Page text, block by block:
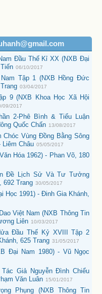
Đầu Thế Kỉ XX (NXB Đại
06/10/2017
Tập 1 (NXB Hồng Đức
03/04/2017
9 (NXB Khoa Học Xã Hội
09/2017
2-Phê Bình & Tiểu Luận
Quốc Chấn 13/08/2017
Chóc Vùng Đồng Bằng Sông
Liêm Châu 05/05/2017
Hóa 1962) - Phan Võ, 180
Đề Lịch Sử Và Tư Tưởng
692 Trang 30/05/2017
Học 1991) - Đinh Gia Khánh,
Việt Nam (NXB Thông Tin
Liên 10/03/2017
Đầu Thế Kỷ XVIII Tập 2
625 Trang 31/05/2017
Đại Nam 1980) - Vũ Ngọc
Giả Nguyễn Đình Chiểu
Văn Luân 15/01/2017
Phụng (NXB Thông Tin